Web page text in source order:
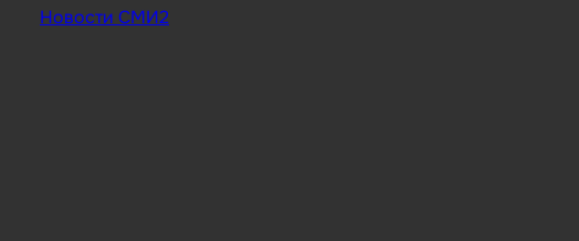
Новости СМИ2